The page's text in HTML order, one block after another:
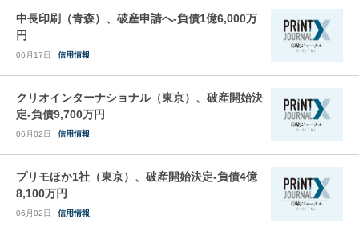
中長印刷（青森）、破産申請へ-負債1億6,000万
円
06月17日 信用情報
クリオインターナショナル（東京）、破産開始決
定-負債9,700万円
06月02日 信用情報
プリモほか1社（東京）、破産開始決定-負債4億
8,100万円
06月02日 信用情報